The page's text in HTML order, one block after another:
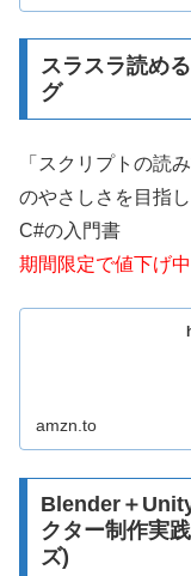
スラスラ読め
グ
「スクリプトの読
のやさしさを目指
C#の入門書
期間限定で値下げ
amzn.to
Blender＋
クター制作実
ズ)